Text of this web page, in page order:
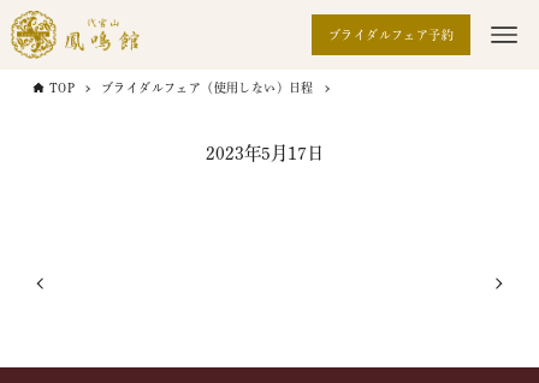
ブライダルフェア予約
TOP ブライダルフェア（使用しない）日程
2023年5月17日